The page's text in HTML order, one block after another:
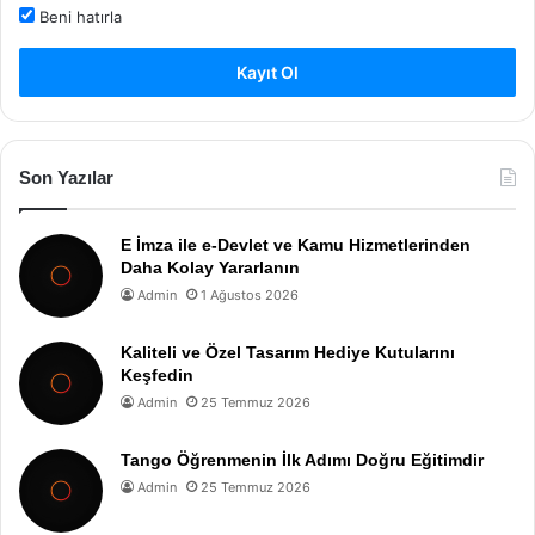
Beni hatırla
Kayıt Ol
Son Yazılar
E İmza ile e-Devlet ve Kamu Hizmetlerinden
Daha Kolay Yararlanın
Admin 1 Ağustos 2026
Kaliteli ve Özel Tasarım Hediye Kutularını
Keşfedin
Admin 25 Temmuz 2026
Tango Öğrenmenin İlk Adımı Doğru Eğitimdir
Admin 25 Temmuz 2026